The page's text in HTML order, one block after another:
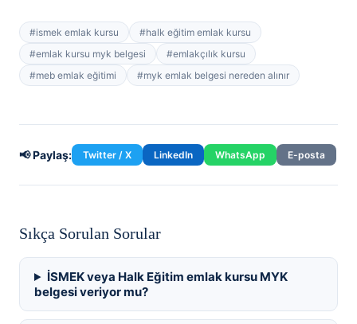
#ismek emlak kursu #halk eğitim emlak kursu
#emlak kursu myk belgesi #emlakçılık kursu
#meb emlak eğitimi #myk emlak belgesi nereden alınır
📢 Paylaş: Twitter / X LinkedIn WhatsApp E-posta
Sıkça Sorulan Sorular
İSMEK veya Halk Eğitim emlak kursu MYK
belgesi veriyor mu?